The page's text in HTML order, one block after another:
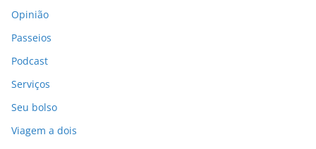
Opinião
Passeios
Podcast
Serviços
Seu bolso
Viagem a dois